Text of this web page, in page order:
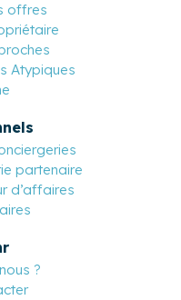
offres
Atypiques
partenaire
d’affaires
?